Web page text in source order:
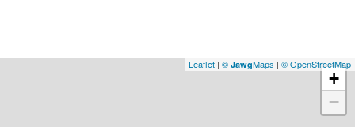
+
−
Leaflet | © JawgMaps | © OpenStreetMap